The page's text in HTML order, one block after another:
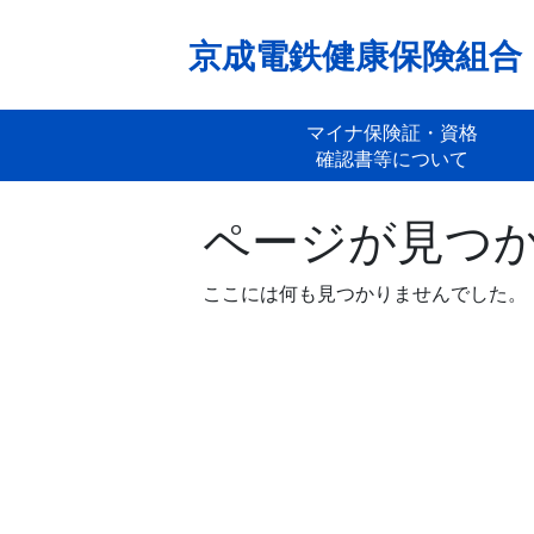
京成電鉄健康保険組合
マイナ保険証・資格
確認書等について
ページが見つ
ここには何も見つかりませんでした。